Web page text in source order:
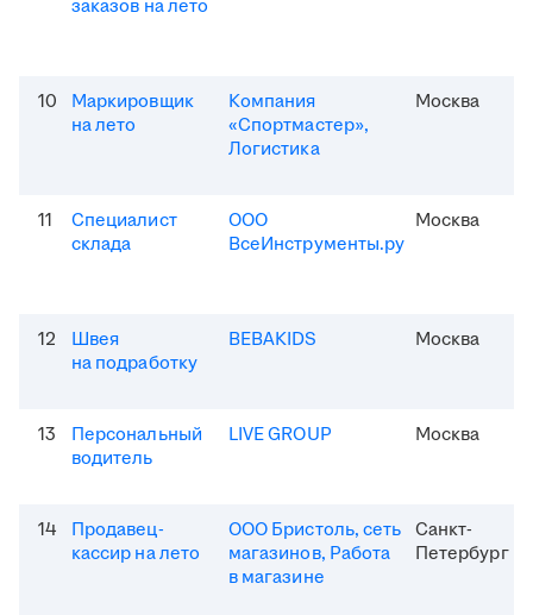
заказов на лето
10
Маркировщик
на лето
Компания
«Спортмастер»,
Логистика
Москва
11
Специалист
склада
ООО
ВсеИнструменты.ру
Москва
12
Швея
на подработку
BEBAKIDS Москва
13
Персональный
водитель
LIVE GROUP Москва
14
Продавец-
кассир на лето
ООО Бристоль, сеть
магазинов, Работа
в магазине
Санкт-
Петербург